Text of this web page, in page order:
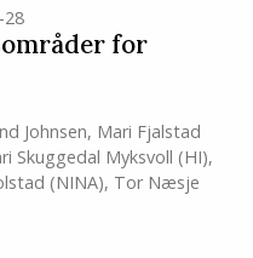
28
for
Johnsen, Mari Fjalstad
Skuggedal Myksvoll (HI),
(NINA), Tor Næsje